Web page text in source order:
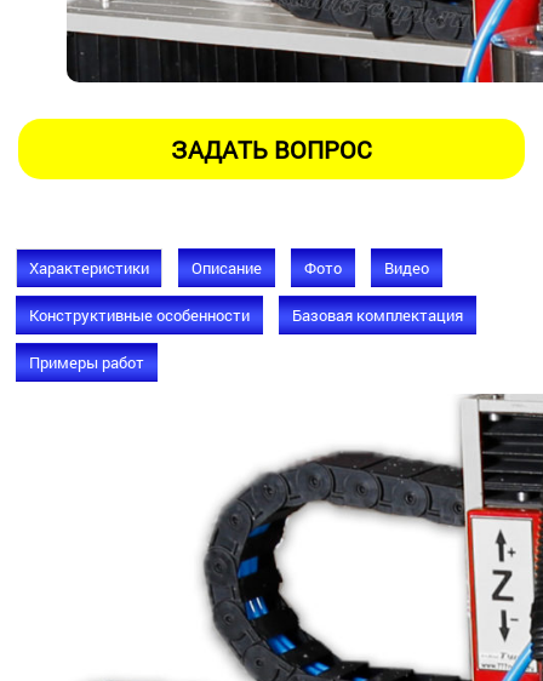
Характеристики Описание Фото Видео
Конструктивные особенности Базовая комплектация
Примеры работ